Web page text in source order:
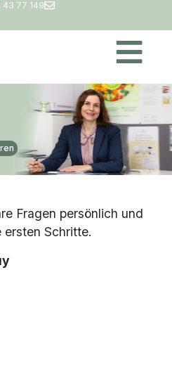
43 77 149
Fragen persönlich und
ersten Schritte.